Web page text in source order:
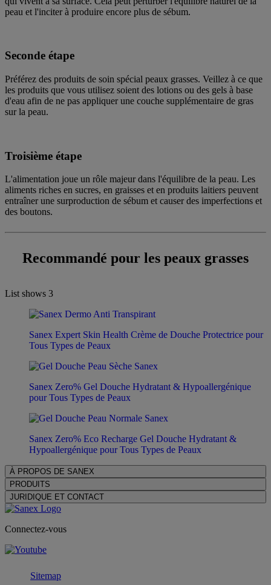
peau et l'inciter à produire encore plus de sébum.
Seconde étape
Préférez des produits de soin spécial peaux grasses. Veillez à ce que
les produits que vous utilisez soient des lotions ou des gels à base
d'eau afin de ne pas appliquer une couche supplémentaire de gras
sur la peau.
Troisième étape
L'alimentation joue un rôle majeur dans l'équilibre de la peau. Les
aliments riches en sucres, en graisses et en produits laitiers peuvent
entraîner une surproduction de sébum et causer des imperfections et
des boutons.
Recommandé pour les peaux grasses
List shows 3
Sanex Expert Skin Health Crème de Douche Protectrice pour
Tous Types de Peaux
Sanex Zero% Gel Douche Hydratant & Hypoallergénique
pour Tous Types de Peaux
Sanex Zero% Eco Recharge Gel Douche Hydratant &
Hypoallergénique pour Tous Types de Peaux
À PROPOS DE SANEX
PRODUITS
JURIDIQUE ET CONTACT
Connectez-vous
Sitemap